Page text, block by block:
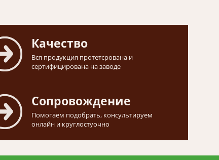
Качество
Вся продукция протетсрована и
сертифицирована на заводе
Сопровождение
Помогаем подобрать, консультируем
онлайн и круглостуочно